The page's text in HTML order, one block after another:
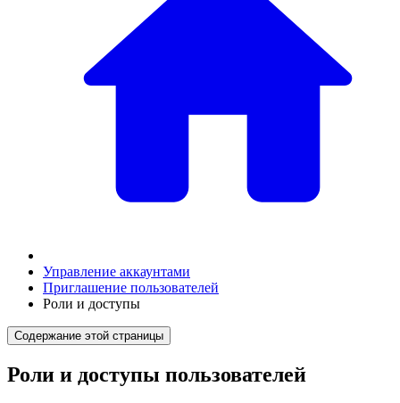
Управление аккаунтами
Приглашение пользователей
Роли и доступы
Содержание этой страницы
Роли и доступы пользователей